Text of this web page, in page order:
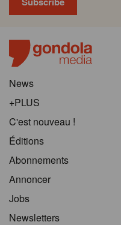
News
+PLUS
C'est nouveau !
Éditions
Abonnements
Annoncer
Jobs
Newsletters